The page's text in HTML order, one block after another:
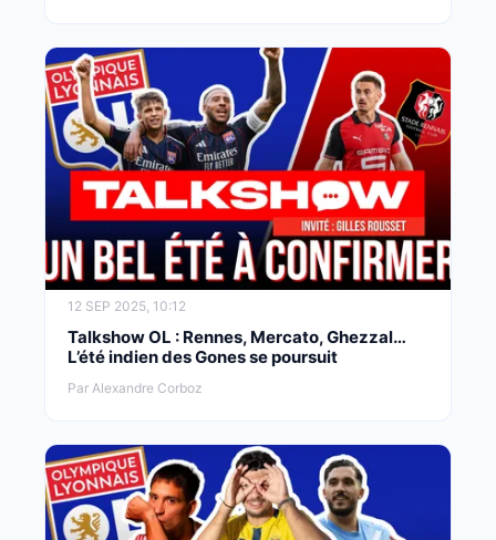
12 SEP 2025, 10:12
Talkshow OL : Rennes, Mercato, Ghezzal…
L’été indien des Gones se poursuit
Par Alexandre Corboz